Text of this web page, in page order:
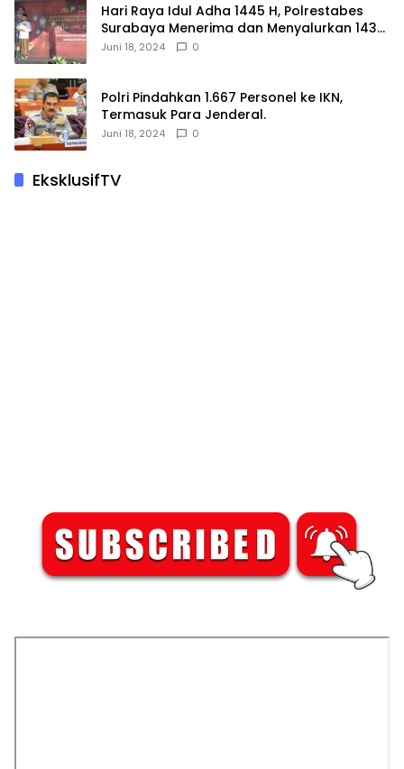
Hari Raya Idul Adha 1445 H, Polrestabes
Surabaya Menerima dan Menyalurkan 143
Hewan Kurban
Juni 18, 2024 0
Polri Pindahkan 1.667 Personel ke IKN,
Termasuk Para Jenderal.
Juni 18, 2024 0
EksklusifTV